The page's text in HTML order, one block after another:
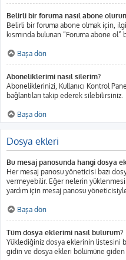
Belirli bir foruma nasıl abone
Belirli bir foruma abone olmak için,
kısmında bulunan “Foruma abone ol”
Başa dön
Aboneliklerimi nasıl silerim?
Aboneliklerinizi, Kullanıcı Kontrol
bağlantıları takip ederek silebilirsiniz.
Başa dön
Dosya ekleri
Bu mesaj panosunda hangi dosya
Her mesaj panosu yöneticisi bazı
vermeyebilir. Eğer nelerin
yardım için mesaj panosu
Başa dön
Tüm dosya eklerimi nasıl bulurum?
Yüklediğiniz dosya eklerinin listesini
gidin ve dosya ekleri bölümüne giden